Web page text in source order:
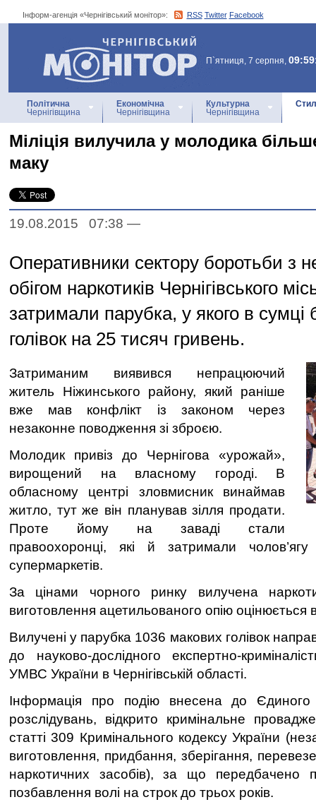
Інформ-агенція «Чернігівський монітор»: RSS Twitter Facebook
Інформ-агенція
«Чернігівський монітор»
П`ятниця, 7 серпня,
Політична
Чернігівщина
Економічна
Чернігівщина
Культурна
Чернігівщина
Міліція вилучила у молодика
маку
19.08.2015 07:38 —
Оперативники сектору боротьби з
обігом наркотиків Чернігівського
затримали парубка, у якого в сумці
голівок на 25 тисяч гривень.
Затриманим виявився непрацюючий
житель Ніжинського району, який раніше
вже мав конфлікт із законом через
незаконне поводження зі зброєю.
Молодик привіз до Чернігова «урожай»,
вирощений на власному городі. В
обласному центрі зловмисник винаймав
житло, тут же він планував зілля продати.
Проте йому на заваді стали
правоохоронці, які й затримали
супермаркетів.
За цінами чорного ринку вилучена
виготовлення ацетильованого опію оцінюється
Вилучені у парубка 1036 макових голівок
до науково-дослідного експертно-
УМВС України в Чернігівській області.
Інформація про подію внесена до Єдиного
розслідувань, відкрито кримінальне
статті 309 Кримінального кодексу України
виготовлення, придбання, зберігання,
наркотичних засобів), за що передбачено
позбавлення волі на строк до трьох років.